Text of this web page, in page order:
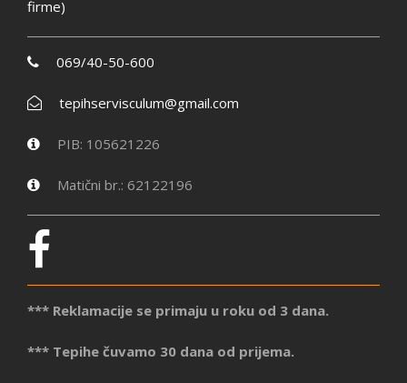
firme)
069/40-50-600
tepihservisculum@gmail.com
PIB: 105621226
Matični br.: 62122196
*** Reklamacije se primaju u roku od 3 dana.
*** Tepihe čuvamo 30 dana od prijema.